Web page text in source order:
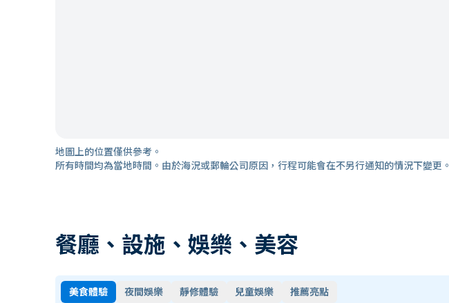
地圖上的位置僅供參考。
所有時間均為當地時間。由於海況或郵輪公司原因，行程可能會在不另行通知的情況下變更。
餐廳、設施、娛樂、美容
美食體驗 夜間娛樂 靜修體驗 兒童娛樂 推薦亮點